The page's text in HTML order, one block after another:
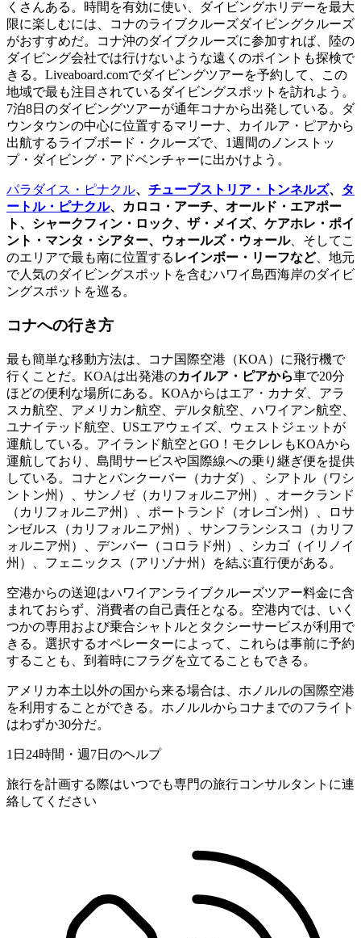
くさんある。時間を有効に使い、ダイビングホリデーを最大
限に楽しむには、コナのライブクルーズダイビングクルーズ
がおすすめだ。コナ沖のダイブクルーズに参加すれば、陸の
ダイビング会社では行けないような遠くのポイントも探検で
きる。Liveaboard.comでダイビングツアーを予約して、この
地域で最も注目されているダイビングスポットを訪れよう。
7泊8日のダイビングツアーが通年コナから出発している。ダ
ウンタウンの中心に位置するマリーナ、カイルア・ピアから
出航するライブボード・クルーズで、1週間のノンストッ
プ・ダイビング・アドベンチャーに出かけよう。
パラダイス・ピナクル、 チューブストリア・トンネルズ、 タ
ートル・ピナクル、カロコ・アーチ、オールド・エアポー
ト、シャークフィン・ロック、ザ・メイズ、ケアホレ・ポイ
ント・マンタ・シアター、ウォールズ・ウォール、そしてこ
のエリアで最も南に位置する レインボー・リーフなど、地元
で人気のダイビングスポットを含むハワイ島西海岸のダイビ
ングスポットを巡る。
コナへの行き方
最も簡単な移動方法は、コナ国際空港（KOA）に飛行機で
行くことだ。KOAは出発港のカイルア・ピアから車で20分
ほどの便利な場所にある。KOAからはエア・カナダ、アラ
スカ航空、アメリカン航空、デルタ航空、ハワイアン航空、
ユナイテッド航空、USエアウェイズ、ウェストジェットが
運航している。アイランド航空とGO！モクレレもKOAから
運航しており、島間サービスや国際線への乗り継ぎ便を提供
している。コナとバンクーバー（カナダ）、シアトル（ワシ
ントン州）、サンノゼ（カリフォルニア州）、オークランド
（カリフォルニア州）、ポートランド（オレゴン州）、ロサ
ンゼルス（カリフォルニア州）、サンフランシスコ（カリフ
ォルニア州）、デンバー（コロラド州）、シカゴ（イリノイ
州）、フェニックス（アリゾナ州）を結ぶ直行便がある。
空港からの送迎はハワイアンライブクルーズツアー料金に含
まれておらず、消費者の自己責任となる。空港内では、いく
つかの専用および乗合シャトルとタクシーサービスが利用で
きる。選択するオペレーターによって、これらは事前に予約
することも、到着時にフラグを立てることもできる。
アメリカ本土以外の国から来る場合は、ホノルルの国際空港
を利用することができる。ホノルルからコナまでのフライト
はわずか30分だ。
1日24時間・週7日のヘルプ
旅行を計画する際はいつでも専門の旅行コンサルタントに連
絡してください